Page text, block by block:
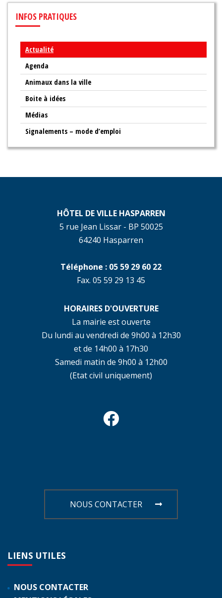
INFOS PRATIQUES
Actualité
Agenda
Animaux dans la ville
Boite à idées
Médias
Signalements – mode d’emploi
HÔTEL DE VILLE HASPARREN
5 rue Jean Lissar - BP 50025
64240 Hasparren
Téléphone : 05 59 29 60 22
Fax. 05 59 29 13 45
HORAIRES D'OUVERTURE
La mairie est ouverte
Du lundi au vendredi de 9h00 à 12h30
et de 14h00 à 17h30
Samedi matin de 9h00 à 12h00
(Etat civil uniquement)
NOUS CONTACTER
LIENS UTILES
NOUS CONTACTER